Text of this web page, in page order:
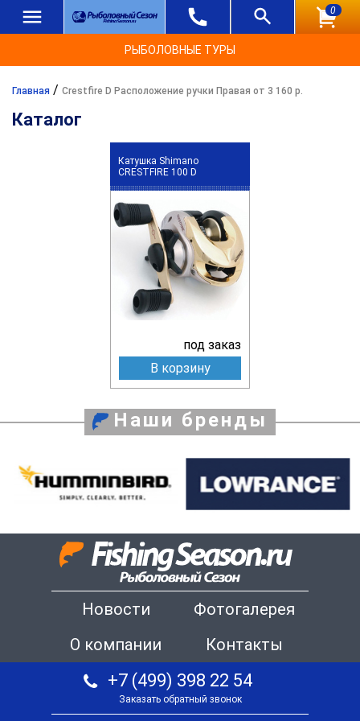
0
РЫБОЛОВНЫЕ ТУРЫ
Главная / Crestfire D Расположение ручки Правая от 3 160 р.
Каталог
Катушка Shimano
CRESTFIRE 100 D
под заказ
В корзину
Наши бренды
Новости
Фотогалерея
О компании
Контакты
+7 (499) 398 22 54
Заказать обратный звонок